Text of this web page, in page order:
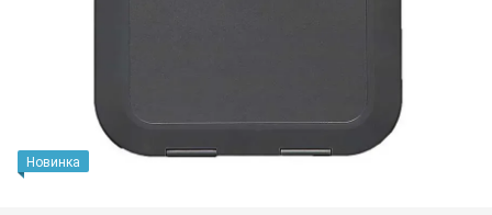
Новинка